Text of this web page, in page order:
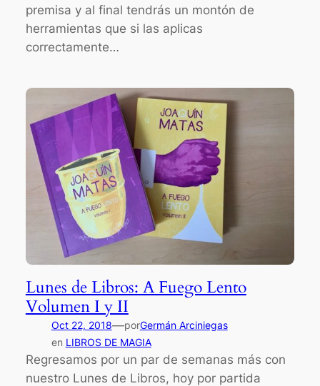
premisa y al final tendrás un montón de
herramientas que si las aplicas
correctamente…
Lunes de Libros: A Fuego Lento
Volumen I y II
Oct 22, 2018—porGermán Arciniegas
en LIBROS DE MAGIA
Regresamos por un par de semanas más con
nuestro Lunes de Libros, hoy por partida